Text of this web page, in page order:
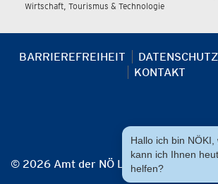
Wirtschaft, Tourismus & Technologie
BARRIEREFREIHEIT DATENSCHUTZ
KONTAKT
© 2026 Amt der NÖ Landesregierung
Hallo ich bin NÖKI,
kann ich Ihnen
helfen?